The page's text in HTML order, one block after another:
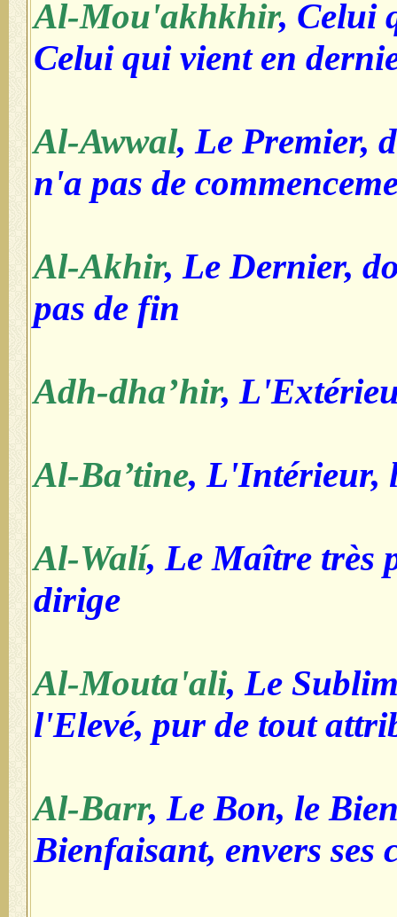
Al-Mou'akhkhir, Celui
Celui qui vient en
Al-Awwal, Le Premier,
n'a pas de
Al-Akhir, Le Dernier,
pas de fin
Adh-dha’hir,
Al-Ba’tine, L'Intérieur,
Al-Walí, Le Maître très
dirige
Al-Mouta'ali, Le
l'Elevé, pur de tout
Al-Barr, Le Bon, le
Bienfaisant, envers ses